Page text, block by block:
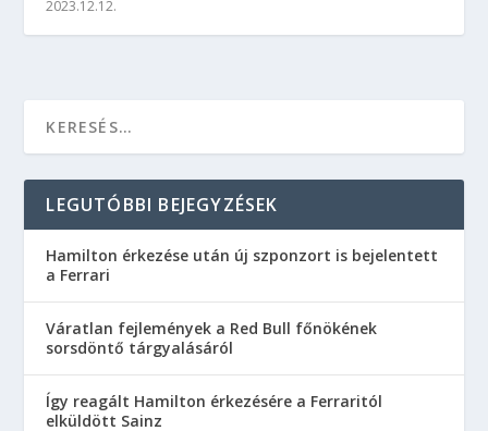
2023.12.12.
LEGUTÓBBI BEJEGYZÉSEK
Hamilton érkezése után új szponzort is bejelentett
a Ferrari
Váratlan fejlemények a Red Bull főnökének
sorsdöntő tárgyalásáról
Így reagált Hamilton érkezésére a Ferraritól
elküldött Sainz